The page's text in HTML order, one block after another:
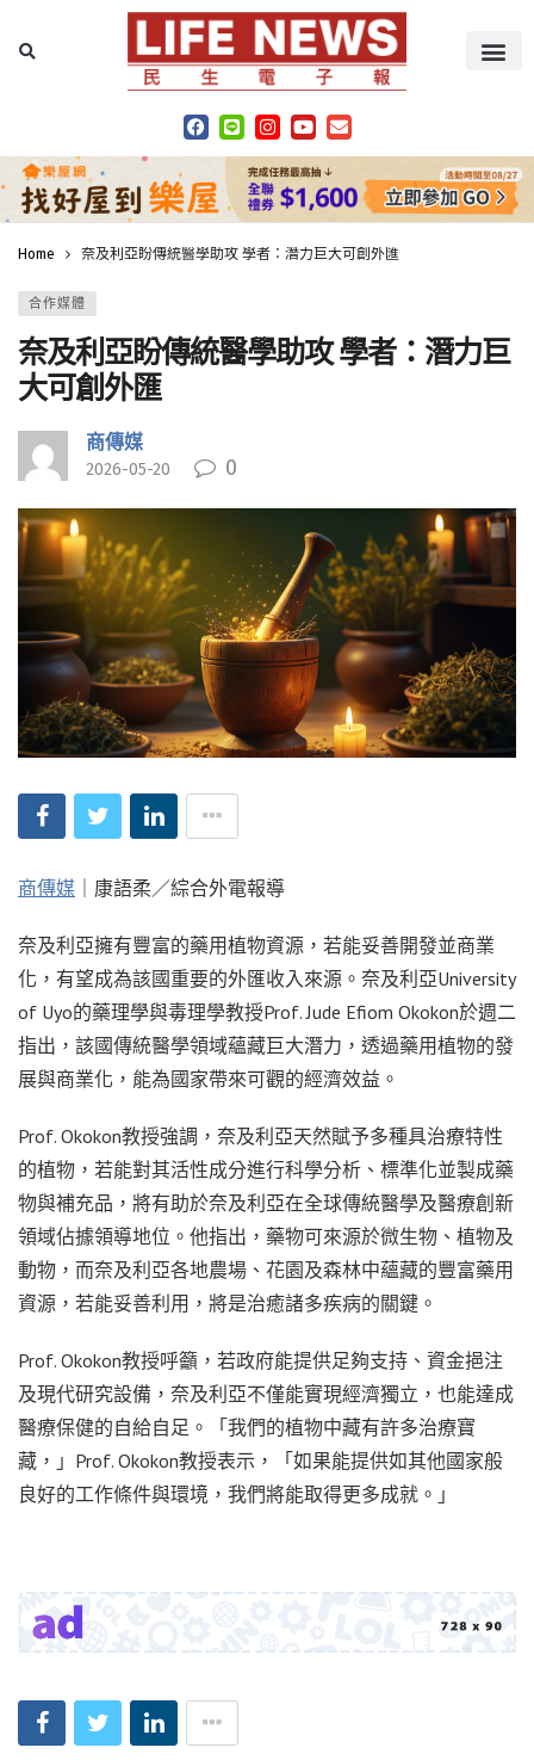
Home 奈及利亞盼傳統醫學助攻 學者：潛力巨大可創外匯
合作媒體
奈及利亞盼傳統醫學助攻 學者：潛力巨
大可創外匯
商傳媒
2026-05-20 0
商傳媒 ｜康語柔／綜合外電報導
奈及利亞擁有豐富的藥用植物資源，若能妥善開發並商業
化，有望成為該國重要的外匯收入來源。奈及利亞University
of Uyo的藥理學與毒理學教授Prof. Jude Efiom Okokon於週二
指出，該國傳統醫學領域蘊藏巨大潛力，透過藥用植物的發
展與商業化，能為國家帶來可觀的經濟效益。
Prof. Okokon教授強調，奈及利亞天然賦予多種具治療特性
的植物，若能對其活性成分進行科學分析、標準化並製成藥
物與補充品，將有助於奈及利亞在全球傳統醫學及醫療創新
領域佔據領導地位。他指出，藥物可來源於微生物、植物及
動物，而奈及利亞各地農場、花園及森林中蘊藏的豐富藥用
資源，若能妥善利用，將是治癒諸多疾病的關鍵。
Prof. Okokon教授呼籲，若政府能提供足夠支持、資金挹注
及現代研究設備，奈及利亞不僅能實現經濟獨立，也能達成
醫療保健的自給自足。「我們的植物中藏有許多治療寶
藏，」Prof. Okokon教授表示，「如果能提供如其他國家般
良好的工作條件與環境，我們將能取得更多成就。」